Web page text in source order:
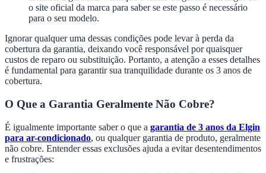
o site oficial da marca para saber se este passo é necessário
para o seu modelo.
Ignorar qualquer uma dessas condições pode levar à perda da
cobertura da garantia, deixando você responsável por quaisquer
custos de reparo ou substituição. Portanto, a atenção a esses detalhes
é fundamental para garantir sua tranquilidade durante os 3 anos de
cobertura.
O Que a Garantia Geralmente Não Cobre?
É igualmente importante saber o que a garantia de 3 anos da Elgin
para ar-condicionado, ou qualquer garantia de produto, geralmente
não cobre. Entender essas exclusões ajuda a evitar desentendimentos
e frustrações: